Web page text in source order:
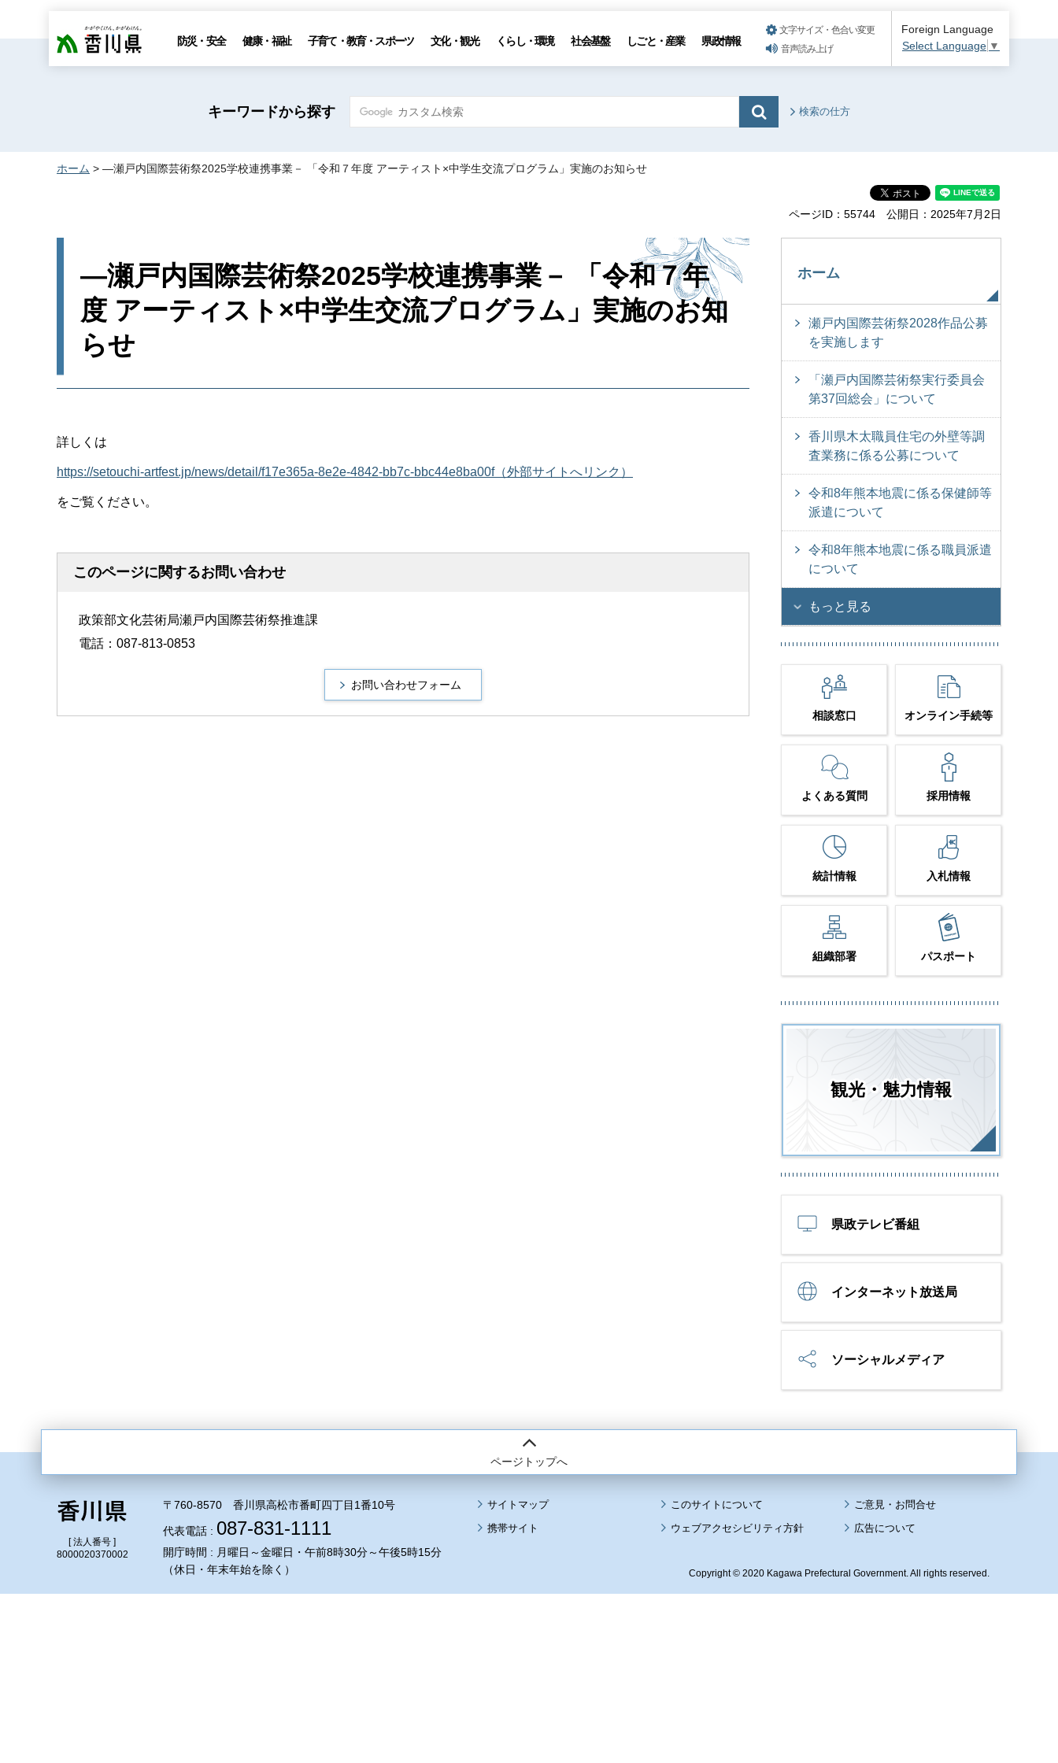
香川県 防災・安全 健康・福祉 子育て・教育・スポーツ 文化・観光 くらし・環境 社会基盤 しごと・産業 県政情報
文字サイズ・色合い変更
音声読み上げ
Foreign Language
Select Language ▼
キーワードから探す 検索の仕方
ホーム > ―瀬戸内国際芸術祭2025学校連携事業－ 「令和７年度 アーティスト×中学生交流プログラム」実施のお知らせ
ページID：55744 公開日：2025年7月2日
―瀬戸内国際芸術祭2025学校連携事業－ 「令和７年
度 アーティスト×中学生交流プログラム」実施のお知
らせ
詳しくは
https://setouchi-artfest.jp/news/detail/f17e365a-8e2e-4842-bb7c-bbc44e8ba00f（外部サイトへリンク）
をご覧ください。
このページに関するお問い合わせ
政策部文化芸術局瀬戸内国際芸術祭推進課
電話：087-813-0853
ホーム
瀬戸内国際芸術祭2028作品公募
を実施します
「瀬戸内国際芸術祭実行委員会
第37回総会」について
香川県木太職員住宅の外壁等調
査業務に係る公募について
令和8年熊本地震に係る保健師等
派遣について
令和8年熊本地震に係る職員派遣
について
もっと見る
相談窓口 オンライン手続等
よくある質問 採用情報
統計情報 入札情報
組織部署 パスポート
観光・魅力情報
県政テレビ番組
インターネット放送局
ソーシャルメディア
ページトップへ
[ 法人番号 ]
8000020370002
〒760-8570 香川県高松市番町四丁目1番10号
代表電話 : 087-831-1111
開庁時間 : 月曜日～金曜日・午前8時30分～午後5時15分
（休日・年末年始を除く）
サイトマップ
このサイトについて
携帯サイト
ウェブアクセシビリティ方針 広告について
Copyright © 2020 Kagawa Prefectural Government. All rights reserved.